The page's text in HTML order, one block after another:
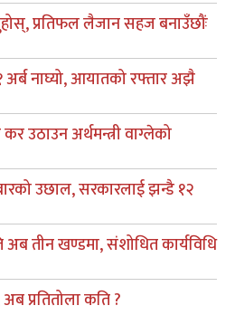
प्रतिफल लैजान सहज बनाउँछौंः
अर्ब नाघ्यो, आयातको रफ्तार अझै
उठाउन अर्थमन्त्री वाग्लेको
उछाल, सरकारलाई झन्डै १२
अब तीन खण्डमा, संशोधित कार्यविधि
प्रतितोला कति ?